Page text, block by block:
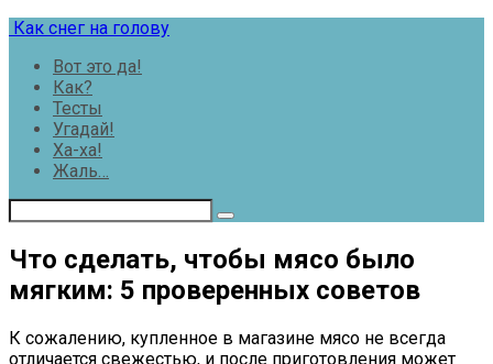
Перейти
контенту
Как снег на голову
Вот это да!
Как?
Тесты
Угадай!
Ха-ха!
Жаль…
Что сделать, чтобы мясо было
мягким: 5 проверенных советов
К сожалению, купленное в магазине мясо не всегда
отличается свежестью, и после приготовления может